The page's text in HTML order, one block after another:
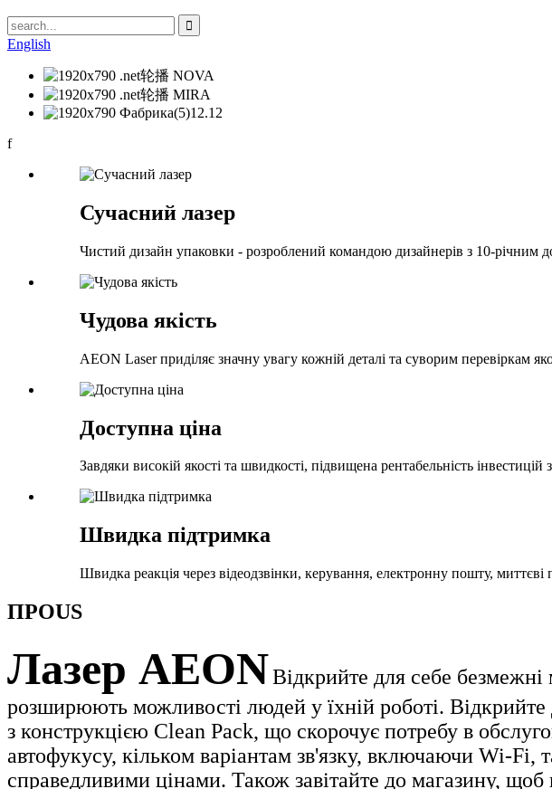
English
f
Сучасний лазер
Чистий дизайн упаковки - розроблений командою дизайнерів з 10-річним
Чудова якість
AEON Laser приділяє значну увагу кожній деталі та суворим перевіркам
Доступна ціна
Завдяки високій якості та швидкості, підвищена рентабельність
Швидка підтримка
Швидка реакція через відеодзвінки, керування, електронну пошту, миттєві
ПРОUS
Лазер AEONВідкрийте для себе безмежні
розширюють можливості людей у ​​їхній роботі.
з конструкцією Clean Pack, що скорочує потребу в
автофукусу, кільком варіантам зв'язку, включаючи Wi-Fi,
справедливими цінами. Також завітайте до магазину, щоб